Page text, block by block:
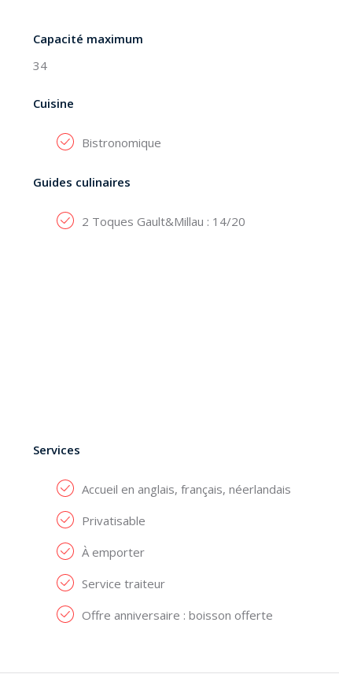
Capacité maximum
34
Cuisine
Bistronomique
Guides culinaires
2 Toques Gault&Millau : 14/20
Services
Accueil en anglais, français, néerlandais
Privatisable
À emporter
Service traiteur
Offre anniversaire : boisson offerte